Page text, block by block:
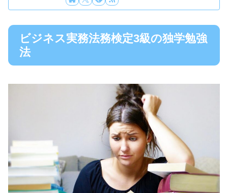
ビジネス実務法務検定3級の独学勉強
法